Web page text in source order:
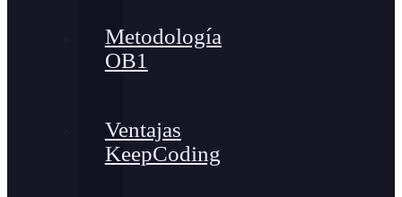
Metodología
OB1
Ventajas
KeepCoding